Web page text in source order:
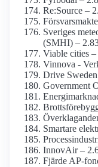
Re:Source –
Sveriges
(SMHI) –
Viable cities
Vinnova -
Drive
Government
Smartare
InnovAir –
Fjärde AP-